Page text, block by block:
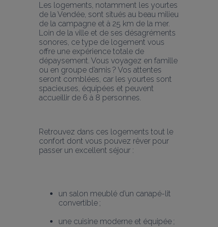
Les logements, notamment les yourtes
de la Vendée, sont situés au beau milieu
de la campagne et à 25 km de la mer.
Loin de la ville et de ses désagréments
sonores, ce type de logement vous
offre une expérience totale de
dépaysement. Vous voyagez en famille
ou en groupe d’amis ? Vos attentes
seront comblées, car les yourtes sont
spacieuses, équipées et peuvent
accueillir de 6 à 8 personnes.
Retrouvez dans ces logements tout le
confort dont vous pouvez rêver pour
passer un excellent séjour :
un salon meublé d’un canapé-lit
convertible ;
une cuisine moderne et équipée ;